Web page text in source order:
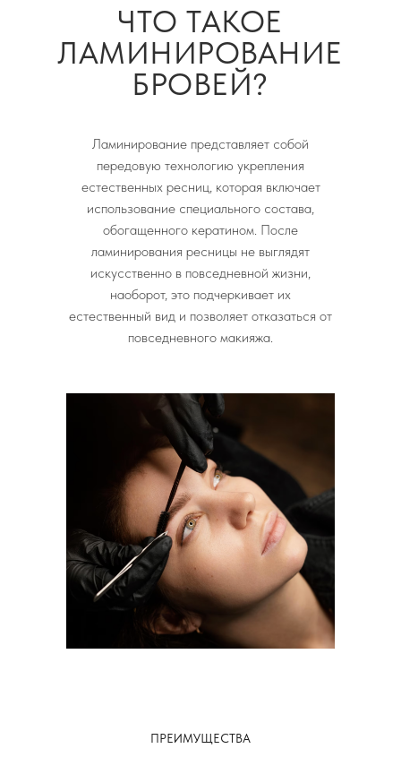
ЧТО ТАКОЕ
ЛАМИНИРОВАНИЕ
БРОВЕЙ?
Ламинирование представляет собой
передовую технологию укрепления
естественных ресниц, которая включает
использование специального состава,
обогащенного кератином. После
ламинирования ресницы не выглядят
искусственно в повседневной жизни,
наоборот, это подчеркивает их
естественный вид и позволяет отказаться от
повседневного макияжа.
ПРЕИМУЩЕСТВА